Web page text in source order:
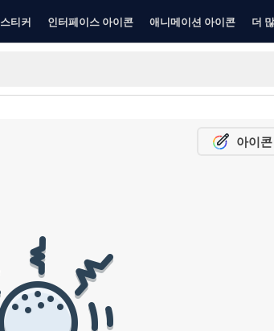
스티커 인터페이스 아이콘 애니메이션 아이콘 더
아이